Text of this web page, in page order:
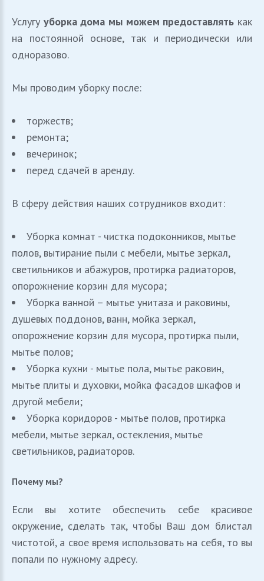
Услугу уборка дома мы можем предоставлять как
на постоянной основе, так и периодически или
одноразово.
Мы проводим уборку после:
торжеств;
ремонта;
вечеринок;
перед сдачей в аренду.
В сферу действия наших сотрудников входит:
Уборка комнат - чистка подоконников, мытье
полов, вытирание пыли с мебели, мытье зеркал,
светильников и абажуров, протирка радиаторов,
опорожнение корзин для мусора;
Уборка ванной – мытье унитаза и раковины,
душевых поддонов, ванн, мойка зеркал,
опорожнение корзин для мусора, протирка пыли,
мытье полов;
Уборка кухни - мытье пола, мытье раковин,
мытье плиты и духовки, мойка фасадов шкафов и
другой мебели;
Уборка коридоров - мытье полов, протирка
мебели, мытье зеркал, остекления, мытье
светильников, радиаторов.
Почему мы?
Если вы хотите обеспечить себе красивое
окружение, сделать так, чтобы Ваш дом блистал
чистотой, а свое время использовать на себя, то вы
попали по нужному адресу.